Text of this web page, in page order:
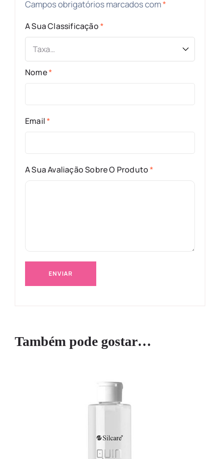
Campos obrigatórios marcados com*
A Sua Classificação*
A Sua Avaliação Sobre O Produto*
Nome*
Email*
Também pode gostar…